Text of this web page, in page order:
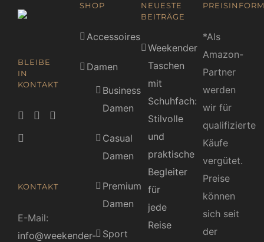
BLEIBE
IN
KONTAKT
KONTAKT
E-Mail:
info@weekender-
SHOP
Accessoires
Damen
Business
Damen
Casual
Damen
Premium
Damen
Sport
NEUESTE
BEITRÄGE
Weekender
Taschen
mit
Schuhfach:
Stilvolle
und
praktische
Begleiter
für
jede
Reise
*Als
Amazon-
Partner
werden
wir für
qualifizierte
Käufe
vergütet.
Preise
können
sich seit
der